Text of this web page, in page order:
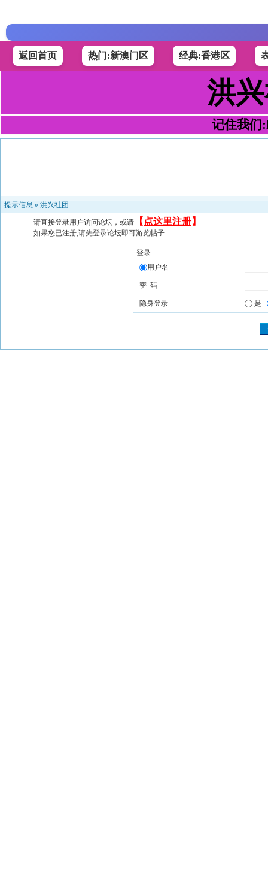
返回首页 热门:新澳门区 经典:香港区
洪
记住我们
提示信息 » 洪兴社团
请直接登录用户访问论坛，或请 【 点这里注册】
如果您已注册,请先登录论坛即可游览帖子
登录
用户名
密 码
隐身登录 是